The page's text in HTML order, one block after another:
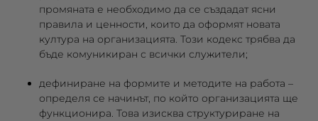
промяната е необходимо да се създадат ясни
правила и ценности, които да оформят новата
култура на организацията. Този кодекс трябва да
бъде комуникиран с всички служители;
дефиниране на формите и методите на работа –
определя се начинът, по който организацията ще
функционира. Това изисква структуриране на